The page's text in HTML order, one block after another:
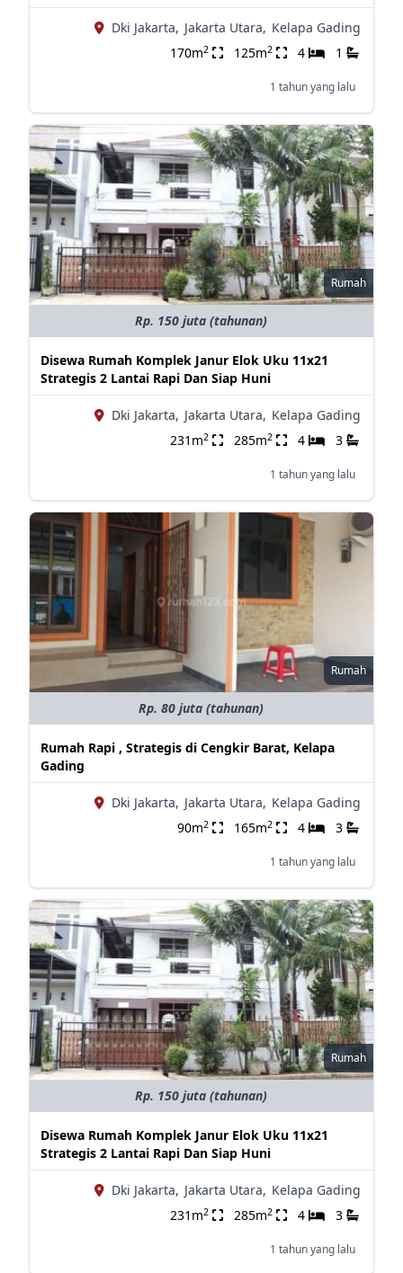
Dki Jakarta, Jakarta Utara, Kelapa Gading
170m2 125m2 4 1
1 tahun yang lalu
Rumah
Rp. 150 juta (tahunan)
Disewa Rumah Komplek Janur Elok Uku 11x21
Strategis 2 Lantai Rapi Dan Siap Huni
Dki Jakarta, Jakarta Utara, Kelapa Gading
231m2 285m2 4 3
1 tahun yang lalu
Rumah
Rp. 80 juta (tahunan)
Rumah Rapi , Strategis di Cengkir Barat, Kelapa
Gading
Dki Jakarta, Jakarta Utara, Kelapa Gading
90m2 165m2 4 3
1 tahun yang lalu
Rumah
Rp. 150 juta (tahunan)
Disewa Rumah Komplek Janur Elok Uku 11x21
Strategis 2 Lantai Rapi Dan Siap Huni
Dki Jakarta, Jakarta Utara, Kelapa Gading
231m2 285m2 4 3
1 tahun yang lalu